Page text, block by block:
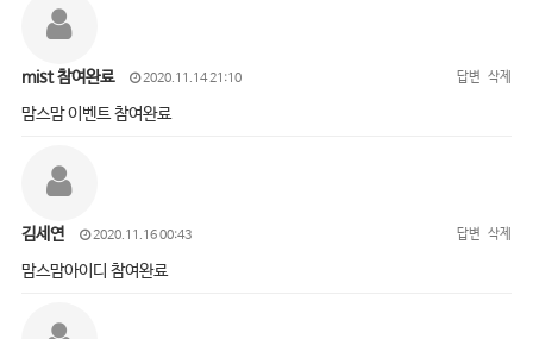
mist 참여완료 2020.11.14 21:10 답변 삭제
맘스맘 이벤트 참여완료
김세연 2020.11.16 00:43 답변 삭제
맘스맘아이디 참여완료